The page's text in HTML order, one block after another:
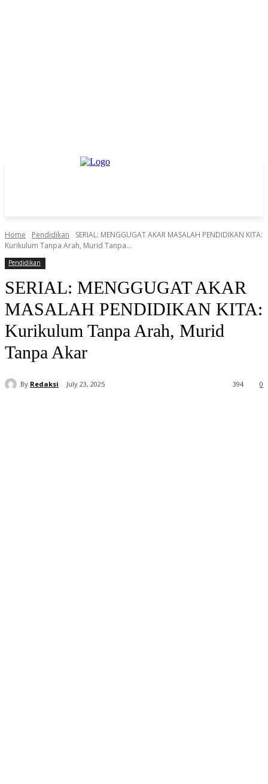
Home Pendidikan
SERIAL: MENGGUGAT AKAR MASALAH PENDIDIKAN KITA:
Kurikulum Tanpa Arah, Murid Tanpa...
Pendidikan
SERIAL: MENGGUGAT AKAR
MASALAH PENDIDIKAN KITA:
Kurikulum Tanpa Arah, Murid
Tanpa Akar
By Redaksi July 23, 2025 0
394